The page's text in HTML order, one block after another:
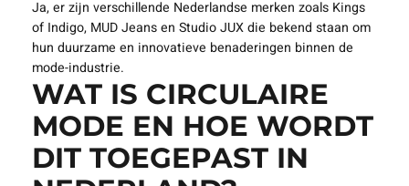
Ja, er zijn verschillende Nederlandse merken zoals Kings
of Indigo, MUD Jeans en Studio JUX die bekend staan om
hun duurzame en innovatieve benaderingen binnen de
mode-industrie.
WAT IS CIRCULAIRE
MODE EN HOE WORDT
DIT TOEGEPAST IN